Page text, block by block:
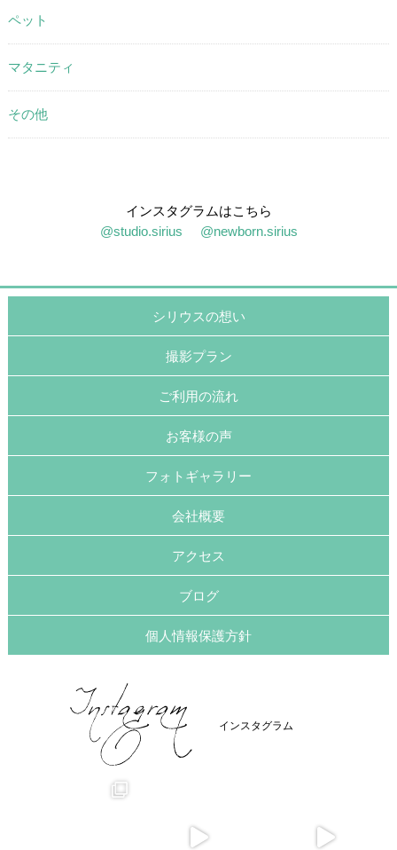
ペット
マタニティ
その他
インスタグラムはこちら
@studio.sirius
@newborn.sirius
シリウスの想い
撮影プラン
ご利用の流れ
お客様の声
フォトギャラリー
会社概要
アクセス
ブログ
個人情報保護方針
インスタグラム